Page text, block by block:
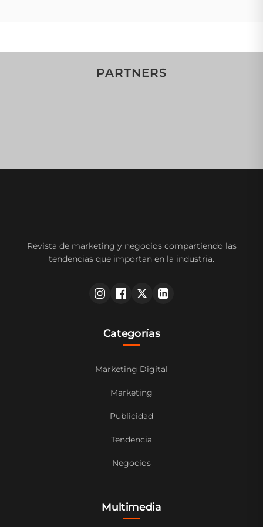
PARTNERS
Revista de marketing y negocios compartiendo las
tendencias que importan en la industria.
Categorías
Marketing Digital
Marketing
Publicidad
Tendencia
Negocios
Multimedia